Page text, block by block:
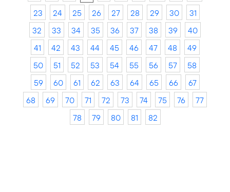
23
24 25 26 27 28 29 30
31
32
33 34 35 36 37 38 39
40
41
42 43 44 45 46 47 48
49
50
51 52 53 54 55 56 57
58
59
60 61 62 63 64 65 66
67
68
69 70 71 72 73 74 75 76
77
78
79 80 81 82